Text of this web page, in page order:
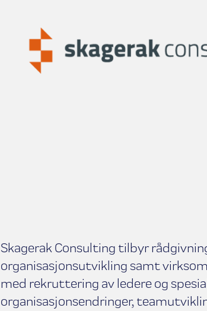
Skagerak Consulting tilbyr
organisasjonsutvikling samt
med rekruttering av ledere og
organisasjonsendringer,